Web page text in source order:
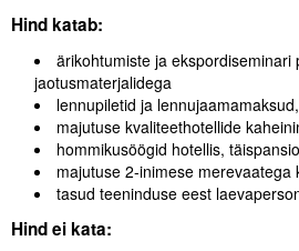
Hind katab:
ärikohtumiste ja ekspordiseminari
jaotusmaterjalidega
lennupiletid ja
majutuse kvaliteethotellide
hommikusöögid hotellis,
majutuse 2-inimese merevaatega
tasud teeninduse eest
Hind ei kata: